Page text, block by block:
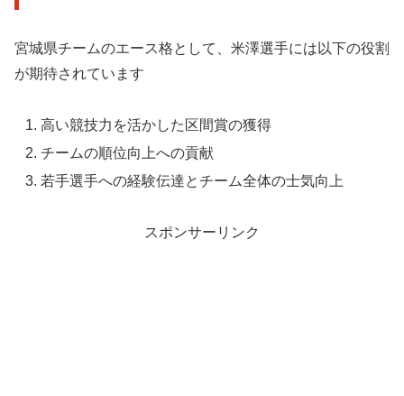
宮城県チームのエース格として、米澤選手には以下の役割
が期待されています
高い競技力を活かした区間賞の獲得
チームの順位向上への貢献
若手選手への経験伝達とチーム全体の士気向上
スポンサーリンク